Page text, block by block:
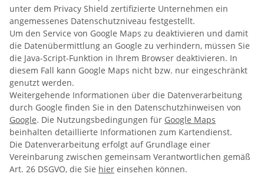
unter dem Privacy Shield zertifizierte Unternehmen ein
angemessenes Datenschutzniveau festgestellt.
Um den Service von Google Maps zu deaktivieren und damit
die Datenübermittlung an Google zu verhindern, müssen Sie
die Java-Script-Funktion in Ihrem Browser deaktivieren. In
diesem Fall kann Google Maps nicht bzw. nur eingeschränkt
genutzt werden.
Weitergehende Informationen über die Datenverarbeitung
durch Google finden Sie in den Datenschutzhinweisen von
Google. Die Nutzungsbedingungen für Google Maps
beinhalten detaillierte Informationen zum Kartendienst.
Die Datenverarbeitung erfolgt auf Grundlage einer
Vereinbarung zwischen gemeinsam Verantwortlichen gemäß
Art. 26 DSGVO, die Sie hier einsehen können.